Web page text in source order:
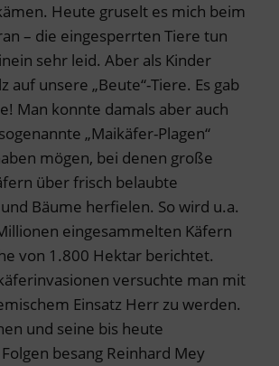
Heute gruselt es mich beim
– die eingesperrten Tiere tun
sehr leid. Aber als Kinder
auf unsere „Beute“-Tiere. Es gab
Man konnte damals aber auch
„Maikäfer-Plagen“
mögen, bei denen große
über frisch belaubte
Bäume herfielen. So wird u.a.
eingesammelten Käfern
von 1.800 Hektar berichtet.
versuchte man mit
Einsatz Herr zu werden.
und seine bis heute
besang Reinhard Mey